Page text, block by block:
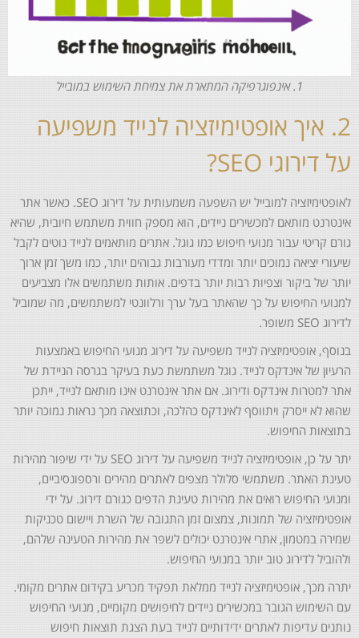
1. אינפוגרפיקה המתארת את צמיחת השימוש במובייל
2. איך אופטימיזציה לנייד משפיעה
על דירוגי SEO?
לאופטימיזציה למובייל יש השפעה משמעותית על דירוג SEO. כאשר אתר
אינטרנט מותאם למכשירים ניידים, הוא מספק חווית משתמש חיובית, שהיא
גורם קריטי עבור מנועי חיפוש כמו גוגל. אתרים מותאמים לנייד נוטים לקבל
שיעורי יציאה נמוכים יותר ומדדי מעורבות גבוהים יותר, כמו משך זמן ארוך
יותר של ביקור וצפיות רבות יותר בדפים. אותות משתמשים אלו מצביעים
למנועי החיפוש על כך שהאתר בעל ערך ורלוונטי למשתמשים, מה שמוביל
לדירוג SEO משופר.
בנוסף, אופטימיזציה לנייד משפיעה על דירוג מנועי החיפוש באמצעות
הרעיון של אינדקס לנייד. גוגל משתמשת כעת בעיקר בגרסה הניידת של
אתר למטרות אינדקס ודירוג. אם אתר אינטרנט אינו מותאם לנייד, ייתכן
שהוא לא ייסרק ויתווסף לאינדקס כהלכה, וכתוצאה מכך נראות נמוכה יותר
בתוצאות החיפוש.
יתר על כן, אופטימיזציה לנייד משפיעה על דירוג SEO על ידי שיפור מהירות
טעינת האתר. משתמשי סלולר מצפים לאתרים מהירים ורספונסיביים,
ומנועי החיפוש רואים את מהירות טעינת הדפים כגורם דירוג. על ידי
אופטימיזציה של תמונות, צמצום זמן התגובה של השרת ויישום טכניקות
שמירה במטמון, אתרי אינטרנט יכולים לשפר את מהירות הטעינה שלהם,
ולהוביל לדירוג טוב יותר במנועי החיפוש.
יתרה מכך, אופטימיזציה לנייד ממלאת תפקיד מכריע בקידום אתרים מקומי.
עם השימוש הגובר במכשירים ניידים לחיפושים מקומיים, מנועי החיפוש
נותנים עדיפות לאתרים ידידותיים לנייד בעת הצגת תוצאות חיפוש